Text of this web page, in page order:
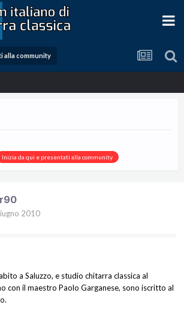
alla community
Inizia da qui e presentati alla community
2010
a Saluzzo, e studio chitarra classica al
con il maestro Paolo Garganese, sono iscritto al